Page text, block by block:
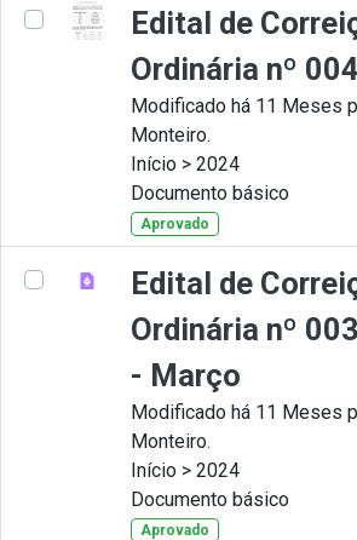
Edital de
Ordinária nº
Modificado há 11 Meses
Monteiro.
Início > 2024
Documento básico
Aprovado
Edital de
Ordinária nº
- Março
Modificado há 11 Meses
Monteiro.
Início > 2024
Documento básico
Aprovado